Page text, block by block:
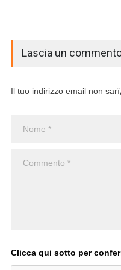
Lascia un
Il tuo indirizzo email non
Clicca qui sotto per